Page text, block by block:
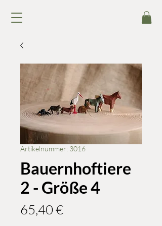
Artikelnummer: 3016
Bauernhoftiere
2 - Größe 4
65,40 €Preis